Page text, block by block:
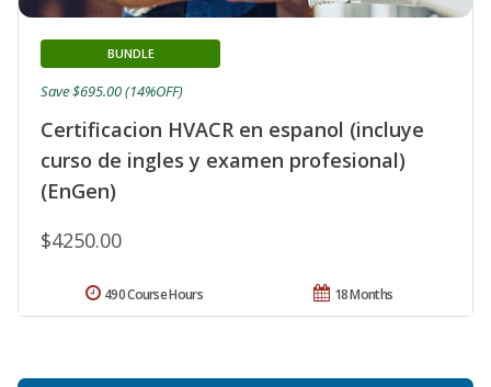
Certificacion HVACR en espanol (incluye
curso de ingles y examen profesional)
(EnGen)
BUNDLE
$4250.00
Save $695.00 (14%OFF)
18 Months
490 Course Hours